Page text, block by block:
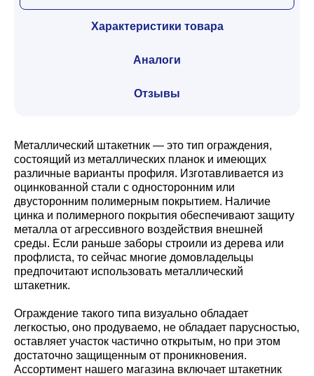
Характеристики товара
Аналоги
Отзывы
Металлический штакетник — это тип ограждения,
состоящий из металлических планок и имеющих
различные варианты профиля. Изготавливается из
оцинкованной стали с односторонним или
двусторонним полимерным покрытием. Наличие
цинка и полимерного покрытия обеспечивают защиту
металла от агрессивного воздействия внешней
среды. Если раньше заборы строили из дерева или
профлиста, то сейчас многие домовладельцы
предпочитают использовать металлический
штакетник.
Ограждение такого типа визуально обладает
легкостью, оно продуваемо, не обладает парусностью,
оставляет участок частично открытым, но при этом
достаточно защищенным от проникновения.
Ассортимент нашего магазина включает штакетник